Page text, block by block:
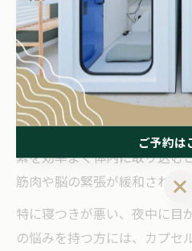
リラクゼーションタイムを
切です。
酸素カプセルが快眠にもた
酸素カプセルは、快眠を目指
ョン効果をもたらします。カ
素を効率よく体内に取り込む
筋肉や脳の緊張が緩和されや
特に寝つきが悪い、夜中に目
の悩みを持つ方には、カプセ
ご予約は
ご予約は